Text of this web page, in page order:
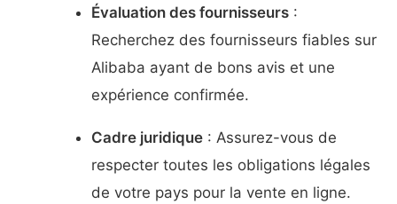
Évaluation des fournisseurs:
Recherchez des fournisseurs fiables sur
Alibaba ayant de bons avis et une
expérience confirmée.
Cadre juridique: Assurez-vous de
respecter toutes les obligations légales
de votre pays pour la vente en ligne.